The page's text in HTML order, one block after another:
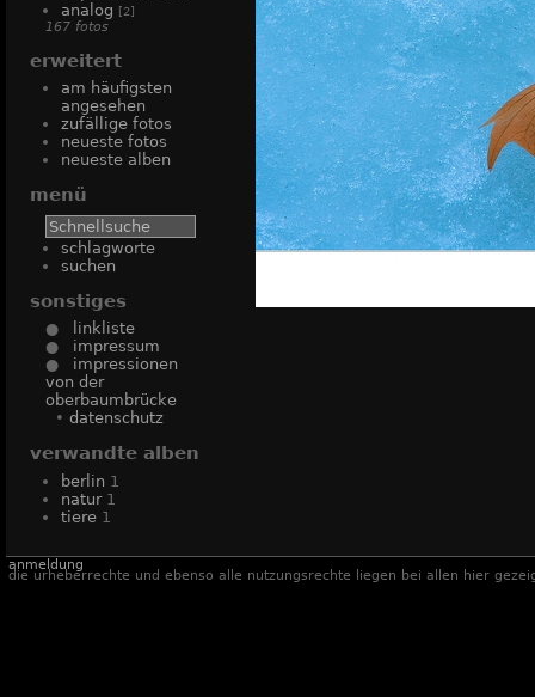
analog [2]
167 fotos
erweitert
am häufigsten
angesehen
zufällige fotos
neueste fotos
neueste alben
menü
schlagworte
suchen
sonstiges
●linkliste
●impressum
●impressionen
von der
oberbaumbrücke
• datenschutz
verwandte alben
berlin 1
natur 1
tiere 1
anmeldung
die urheberrechte und ebenso alle nutzungsrechte liegen bei allen hier